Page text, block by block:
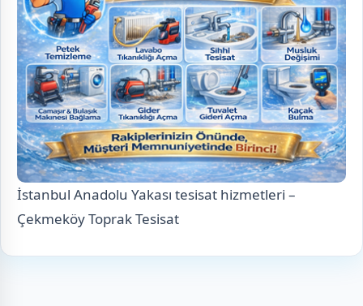
İstanbul Anadolu Yakası tesisat hizmetleri –
Çekmeköy Toprak Tesisat